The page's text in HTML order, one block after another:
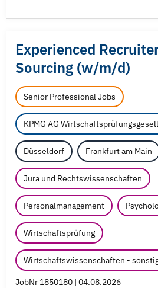
Experienced
Sourcing (w/m/d)
Senior Professional Jobs
KPMG AG
Düsseldorf Frankfurt am Main
Jura und Rechtswissenschaften
Personalmanagement
Wirtschaftsprüfung
Wirtschaftswissenschaften -
JobNr 1850180 | 04.08.2026